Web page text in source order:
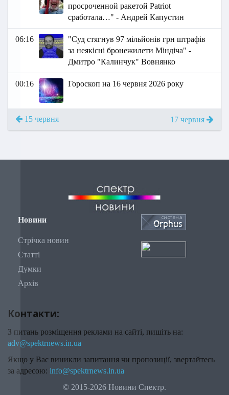
просроченной ракетой Patriot
сработала…" - Андрей Капустин
06:16
"Суд стягнув 97 мільйонів грн штрафів
за неякісні бронежилети Міндіча" -
Дмитро "Калинчук" Вовнянко
00:16 Гороскоп на 16 червня 2026 року
15 червня 17 червня
Новини
Стрічка новин
Статті
Думки
Архів
Контакти:
З питань розміщення реклами на сайті, пишіть на:
adv@spektrnews.in.ua
Якщо у Вас виникли запитання чи пропозиції, звертайтесь
за адресою: info@spektrnews.in.ua
© 2015-2026 Новини Спектр.